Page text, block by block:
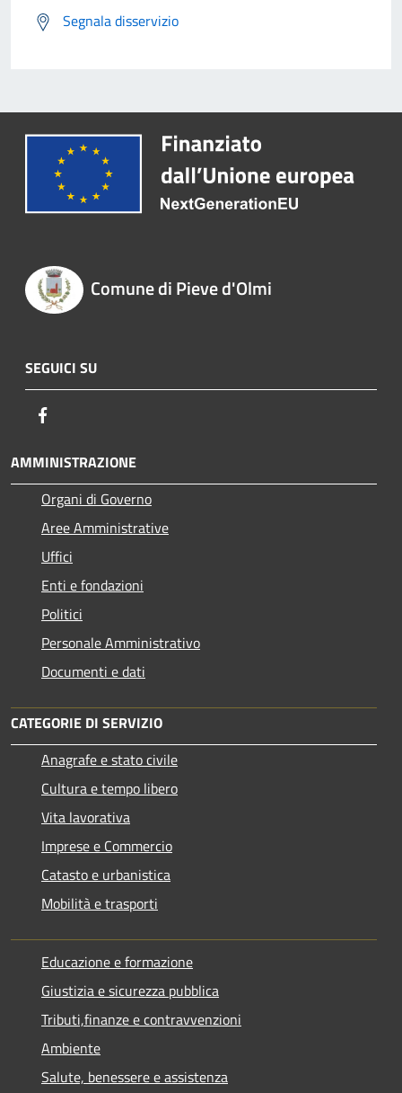
Segnala disservizio
Comune di Pieve d'Olmi
SEGUICI SU
AMMINISTRAZIONE
Organi di Governo
Aree Amministrative
Uffici
Enti e fondazioni
Politici
Personale Amministrativo
Documenti e dati
CATEGORIE DI SERVIZIO
Anagrafe e stato civile
Cultura e tempo libero
Vita lavorativa
Imprese e Commercio
Catasto e urbanistica
Mobilità e trasporti
Educazione e formazione
Giustizia e sicurezza pubblica
Tributi,finanze e contravvenzioni
Ambiente
Salute, benessere e assistenza